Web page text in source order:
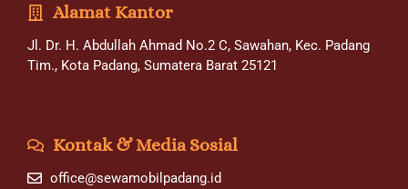
Alamat Kantor
Jl. Dr. H. Abdullah Ahmad No.2 C, Sawahan, Kec. Padang
Tim., Kota Padang, Sumatera Barat 25121
Kontak & Media Sosial
office@sewamobilpadang.id